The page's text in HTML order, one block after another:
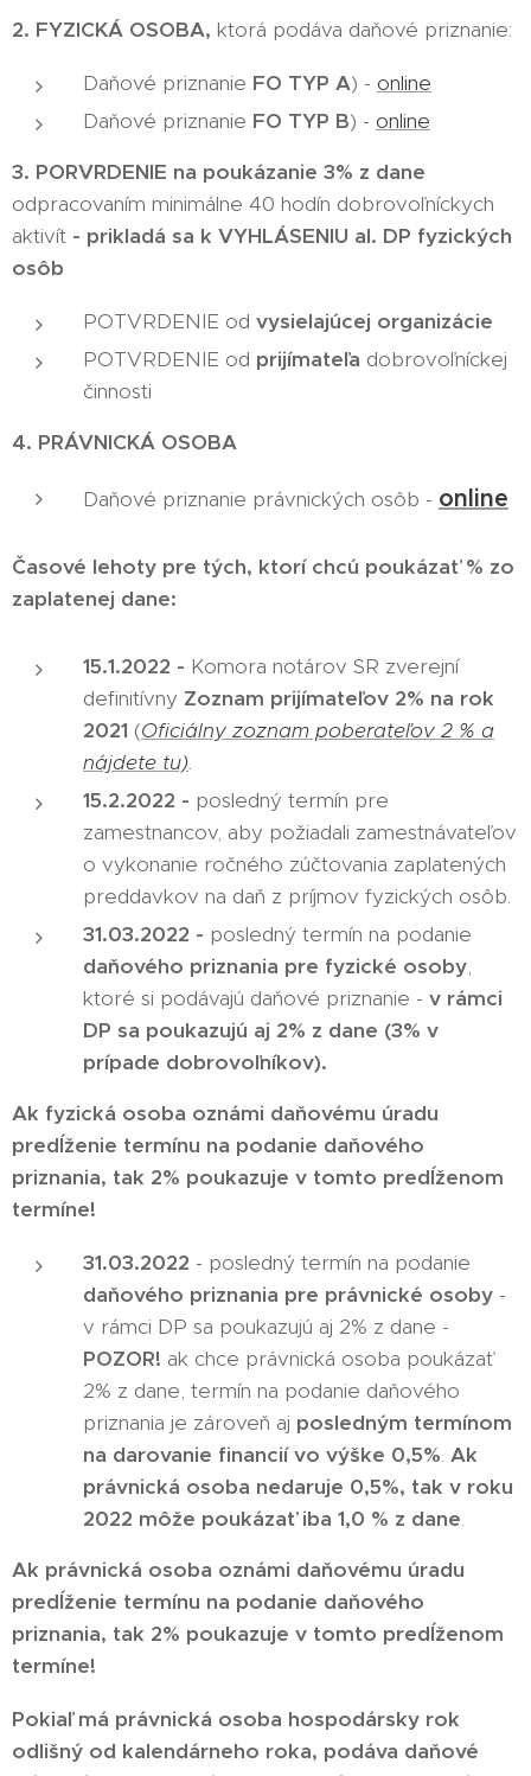
2. FYZICKÁ OSOBA, ktorá podáva daňové priznanie:
Daňové priznanie FO TYP A) - online
Daňové priznanie FO TYP B) - online
3. PORVRDENIE na poukázanie 3% z dane
odpracovaním minimálne 40 hodín dobrovoľníckych
aktivít - prikladá sa k VYHLÁSENIU al. DP fyzických
osôb
POTVRDENIE od vysielajúcej organizácie
POTVRDENIE od prijímateľa dobrovoľníckej
činnosti
4. PRÁVNICKÁ OSOBA
Daňové priznanie právnických osôb - online
Časové lehoty pre tých, ktorí chcú poukázať % zo
zaplatenej dane:
15.1.2022 - Komora notárov SR zverejní
definitívny Zoznam prijímateľov 2% na rok
2021 (Oficiálny zoznam poberateľov 2 % a
nájdete tu).
15.2.2022 - posledný termín pre
zamestnancov, aby požiadali zamestnávateľov
o vykonanie ročného zúčtovania zaplatených
preddavkov na daň z príjmov fyzických osôb.
31.03.2022 - posledný termín na podanie
daňového priznania pre fyzické osoby,
ktoré si podávajú daňové priznanie - v rámci
DP sa poukazujú aj 2% z dane (3% v
prípade dobrovoľníkov).
Ak fyzická osoba oznámi daňovému úradu
predĺženie termínu na podanie daňového
priznania, tak 2% poukazuje v tomto predĺženom
termíne!
31.03.2022 - posledný termín na podanie
daňového priznania pre právnické osoby -
v rámci DP sa poukazujú aj 2% z dane -
POZOR! ak chce právnická osoba poukázať
2% z dane, termín na podanie daňového
priznania je zároveň aj posledným termínom
na darovanie financií vo výške 0,5%. Ak
právnická osoba nedaruje 0,5%, tak v roku
2022 môže poukázať iba 1,0 % z dane.
Ak právnická osoba oznámi daňovému úradu
predĺženie termínu na podanie daňového
priznania, tak 2% poukazuje v tomto predĺženom
termíne!
Pokiaľ má právnická osoba hospodársky rok
odlišný od kalendárneho roka, podáva daňové